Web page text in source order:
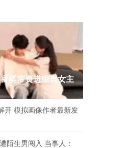
婆带资进组当女主
开 模拟画像作者最新发
陌生男闯入 当事人：